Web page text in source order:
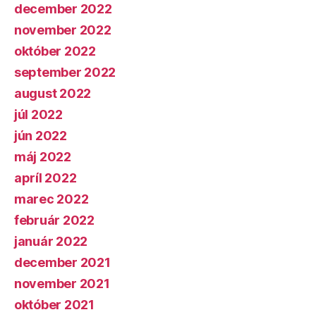
december 2022
november 2022
október 2022
september 2022
august 2022
júl 2022
jún 2022
máj 2022
apríl 2022
marec 2022
február 2022
január 2022
december 2021
november 2021
október 2021